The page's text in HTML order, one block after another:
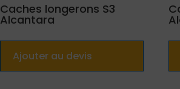
Caches longerons S3
Alcantara
Ajouter au devis